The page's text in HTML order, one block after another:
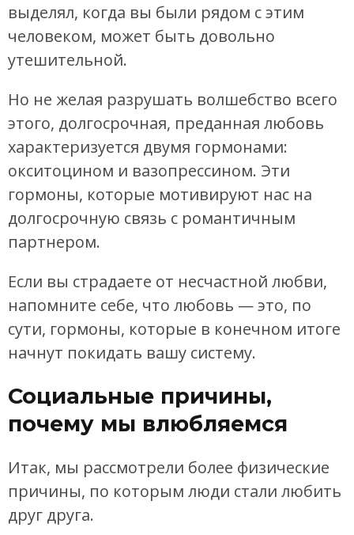
выделял, когда вы были рядом с этим
человеком, может быть довольно
утешительной.
Но не желая разрушать волшебство всего
этого, долгосрочная, преданная любовь
характеризуется двумя гормонами:
окситоцином и вазопрессином. Эти
гормоны, которые мотивируют нас на
долгосрочную связь с романтичным
партнером.
Если вы страдаете от несчастной любви,
напомните себе, что любовь — это, по
сути, гормоны, которые в конечном итоге
начнут покидать вашу систему.
Социальные причины,
почему мы влюбляемся
Итак, мы рассмотрели более физические
причины, по которым люди стали любить
друг друга.